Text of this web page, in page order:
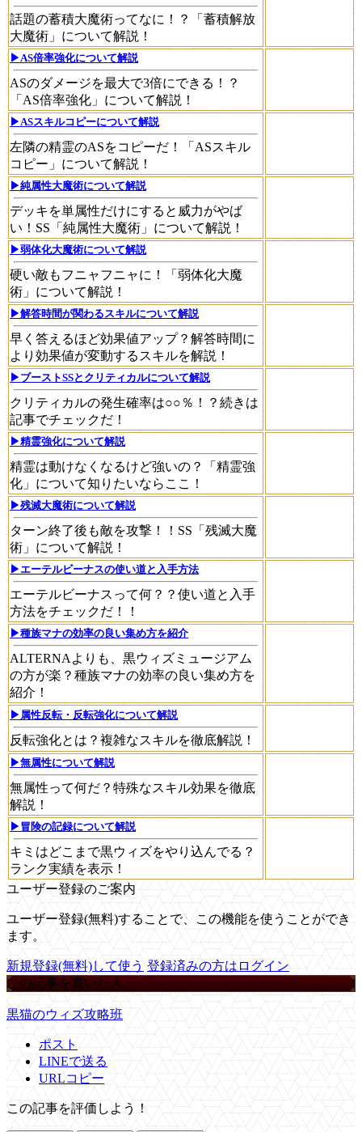
話題の蓄積大魔術ってなに！？「蓄積解放
大魔術」について解説！
▶AS倍率強化について解説
ASのダメージを最大で3倍にできる！？
「AS倍率強化」について解説！
▶ASスキルコピーについて解説
左隣の精霊のASをコピーだ！「ASスキル
コピー」について解説！
▶純属性大魔術について解説
デッキを単属性だけにすると威力がやば
い！SS「純属性大魔術」について解説！
▶弱体化大魔術について解説
硬い敵もフニャフニャに！「弱体化大魔
術」について解説！
▶解答時間が関わるスキルについて解説
早く答えるほど効果値アップ？解答時間に
より効果値が変動するスキルを解説！
▶ブーストSSとクリティカルについて解説
クリティカルの発生確率は○○％！？続きは
記事でチェックだ！
▶精霊強化について解説
精霊は動けなくなるけど強いの？「精霊強
化」について知りたいならここ！
▶残滅大魔術について解説
ターン終了後も敵を攻撃！！SS「残滅大魔
術」について解説！
▶エーテルビーナスの使い道と入手方法
エーテルビーナスって何？？使い道と入手
方法をチェックだ！！
▶種族マナの効率の良い集め方を紹介
ALTERNAよりも、黒ウィズミュージアム
の方が楽？種族マナの効率の良い集め方を
紹介！
▶属性反転・反転強化について解説
反転強化とは？複雑なスキルを徹底解説！
▶無属性について解説
無属性って何だ？特殊なスキル効果を徹底
解説！
▶冒険の記録について解説
キミはどこまで黒ウィズをやり込んでる？
ランク実績を表示！
ユーザー登録のご案内
ユーザー登録(無料)することで、この機能を使うことができ
ます。
新規登録(無料)して使う 登録済みの方はログイン
この記事を書いた人
黒猫のウィズ攻略班
ポスト
LINEで送る
URLコピー
この記事を評価しよう！